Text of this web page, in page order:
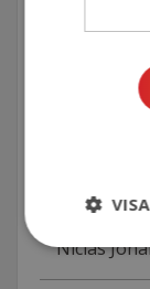
Det
Niclas